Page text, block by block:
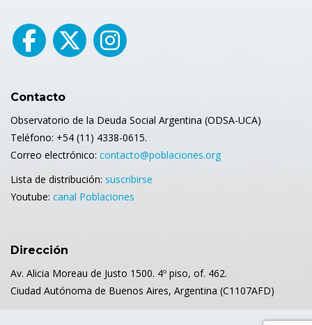
Contacto
Observatorio de la Deuda Social Argentina (ODSA-UCA)
Teléfono: +54 (11) 4338-0615.
Correo electrónico: contacto@poblaciones.org
Lista de distribución: suscribirse
Youtube: canal Poblaciones
Dirección
Av. Alicia Moreau de Justo 1500. 4º piso, of. 462.
Ciudad Autónoma de Buenos Aires, Argentina (C1107AFD)